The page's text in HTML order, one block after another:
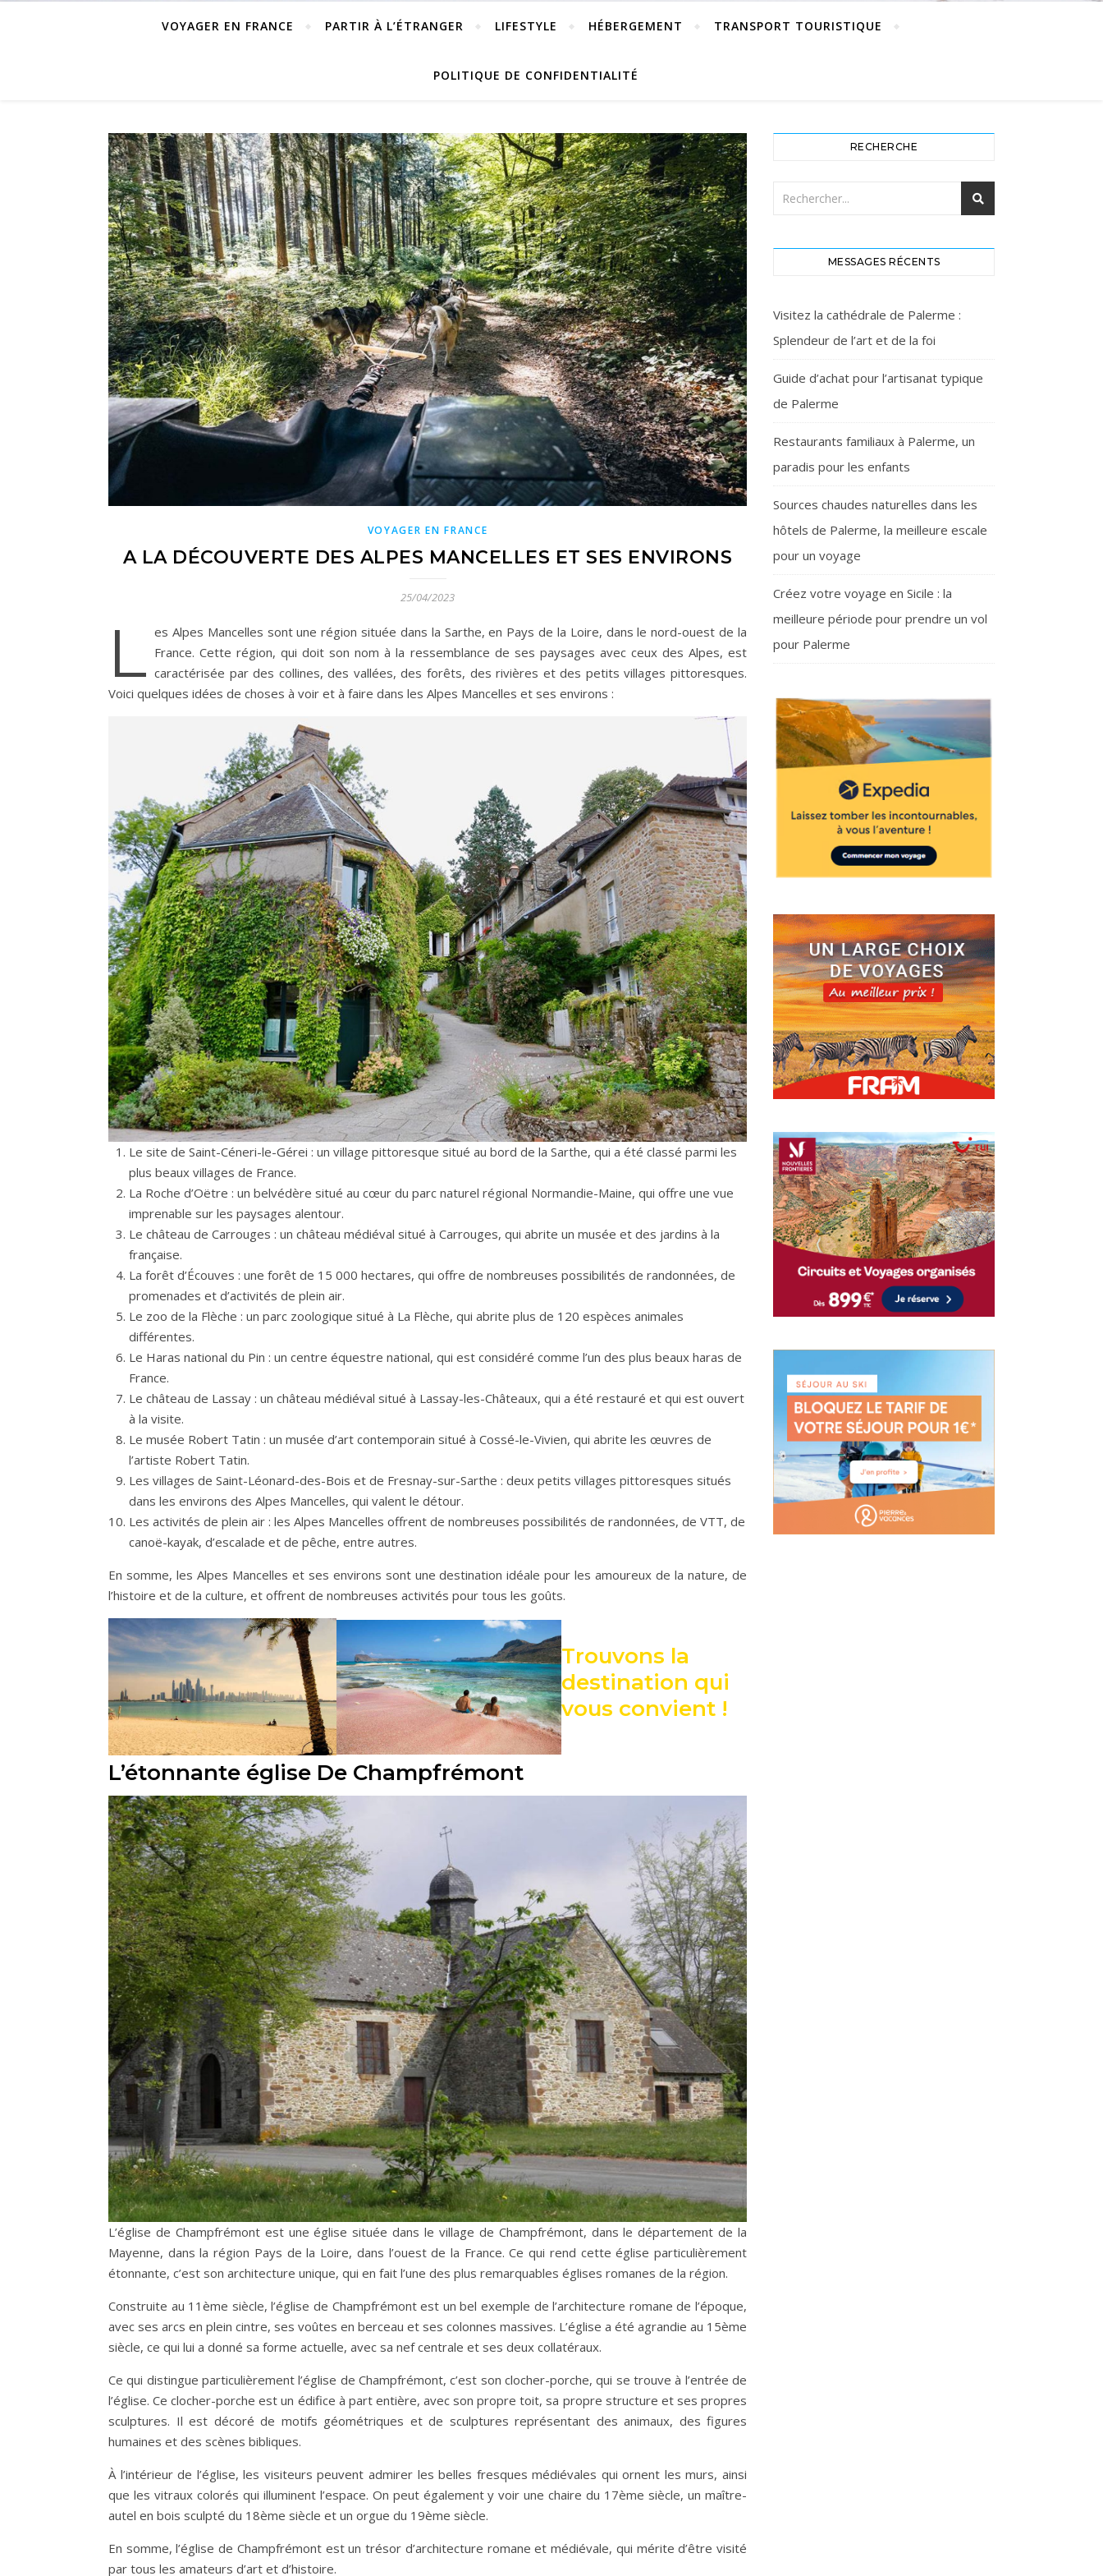
VOYAGER EN FRANCE PARTIR À L’ÉTRANGER LIFESTYLE HÉBERGEMENT TRANSPORT TOURISTIQUE
POLITIQUE DE CONFIDENTIALITÉ
VOYAGER EN FRANCE
A LA DÉCOUVERTE DES ALPES MANCELLES ET SES ENVIRONS
25/04/2023
L es Alpes Mancelles sont une région située dans la Sarthe, en Pays de la Loire, dans le nord-ouest de la
France. Cette région, qui doit son nom à la ressemblance de ses paysages avec ceux des Alpes, est
caractérisée par des collines, des vallées, des forêts, des rivières et des petits villages pittoresques.
Voici quelques idées de choses à voir et à faire dans les Alpes Mancelles et ses environs :
Le site de Saint-Céneri-le-Gérei : un village pittoresque situé au bord de la Sarthe, qui a été classé parmi les
plus beaux villages de France.
La Roche d’Oëtre : un belvédère situé au cœur du parc naturel régional Normandie-Maine, qui offre une vue
imprenable sur les paysages alentour.
Le château de Carrouges : un château médiéval situé à Carrouges, qui abrite un musée et des jardins à la
française.
La forêt d’Écouves : une forêt de 15 000 hectares, qui offre de nombreuses possibilités de randonnées, de
promenades et d’activités de plein air.
Le zoo de la Flèche : un parc zoologique situé à La Flèche, qui abrite plus de 120 espèces animales
différentes.
Le Haras national du Pin : un centre équestre national, qui est considéré comme l’un des plus beaux haras de
France.
Le château de Lassay : un château médiéval situé à Lassay-les-Châteaux, qui a été restauré et qui est ouvert
à la visite.
Le musée Robert Tatin : un musée d’art contemporain situé à Cossé-le-Vivien, qui abrite les œuvres de
l’artiste Robert Tatin.
Les villages de Saint-Léonard-des-Bois et de Fresnay-sur-Sarthe : deux petits villages pittoresques situés
dans les environs des Alpes Mancelles, qui valent le détour.
Les activités de plein air : les Alpes Mancelles offrent de nombreuses possibilités de randonnées, de VTT, de
canoë-kayak, d’escalade et de pêche, entre autres.
En somme, les Alpes Mancelles et ses environs sont une destination idéale pour les amoureux de la nature, de
l’histoire et de la culture, et offrent de nombreuses activités pour tous les goûts.
Trouvons la
destination qui
vous convient !
L’étonnante église De Champfrémont
L’église de Champfrémont est une église située dans le village de Champfrémont, dans le département de la
Mayenne, dans la région Pays de la Loire, dans l’ouest de la France. Ce qui rend cette église particulièrement
étonnante, c’est son architecture unique, qui en fait l’une des plus remarquables églises romanes de la région.
Construite au 11ème siècle, l’église de Champfrémont est un bel exemple de l’architecture romane de l’époque,
avec ses arcs en plein cintre, ses voûtes en berceau et ses colonnes massives. L’église a été agrandie au 15ème
siècle, ce qui lui a donné sa forme actuelle, avec sa nef centrale et ses deux collatéraux.
Ce qui distingue particulièrement l’église de Champfrémont, c’est son clocher-porche, qui se trouve à l’entrée de
l’église. Ce clocher-porche est un édifice à part entière, avec son propre toit, sa propre structure et ses propres
sculptures. Il est décoré de motifs géométriques et de sculptures représentant des animaux, des figures
humaines et des scènes bibliques.
À l’intérieur de l’église, les visiteurs peuvent admirer les belles fresques médiévales qui ornent les murs, ainsi
que les vitraux colorés qui illuminent l’espace. On peut également y voir une chaire du 17ème siècle, un maître-
autel en bois sculpté du 18ème siècle et un orgue du 19ème siècle.
En somme, l’église de Champfrémont est un trésor d’architecture romane et médiévale, qui mérite d’être visité
par tous les amateurs d’art et d’histoire.
RECHERCHE
MESSAGES RÉCENTS
Visitez la cathédrale de Palerme :
Splendeur de l’art et de la foi
Guide d’achat pour l’artisanat typique
de Palerme
Restaurants familiaux à Palerme, un
paradis pour les enfants
Sources chaudes naturelles dans les
hôtels de Palerme, la meilleure escale
pour un voyage
Créez votre voyage en Sicile : la
meilleure période pour prendre un vol
pour Palerme